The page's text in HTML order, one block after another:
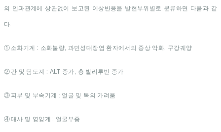
의 인과관계에 상관없이 보고된 이상반응을 발현부위별로 분류하면 다음과 같
다.
① 소화기계 : 소화불량, 과민성대장염 환자에서의 증상 악화, 구강궤양
② 간 및 담도계 : ALT 증가, 총 빌리루빈 증가
③ 피부 및 부속기계 : 얼굴 및 목의 가려움
④대사 및 영양계 : 얼굴부종